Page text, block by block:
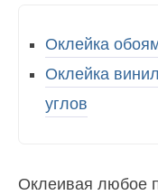
Оклейка
Оклейка
углов
Оклеивая любое